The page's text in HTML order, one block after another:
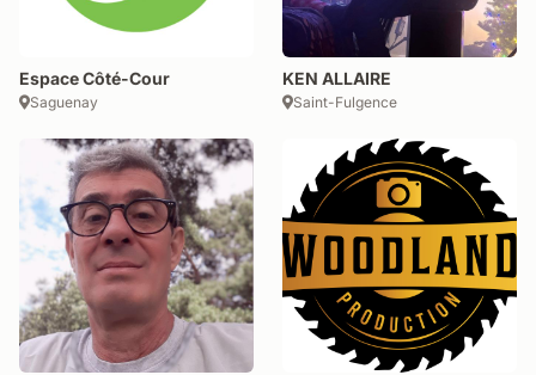
Espace Côté-Cour
Saguenay
KEN ALLAIRE
Saint-Fulgence